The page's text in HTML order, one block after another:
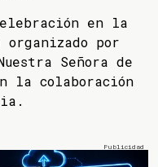
en la
por
Señora de
la colaboración